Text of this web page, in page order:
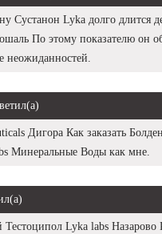
Сустанон Lyka долго длится
По этому показателю он
неожиданностей.
Дигора Как заказать
Минеральные Воды как мне.
Тестоципол Lyka labs Назарово